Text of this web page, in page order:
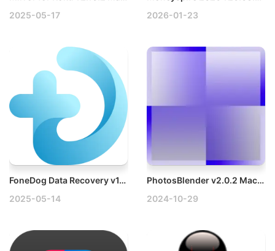
2025-05-17
2026-01-23
FoneDog Data Recovery v1.3.10 Mac数据恢复工具破解版
2025-05-14
PhotosBlender v2.0.2 Mac合并和混合图像软件破解版
2024-10-29